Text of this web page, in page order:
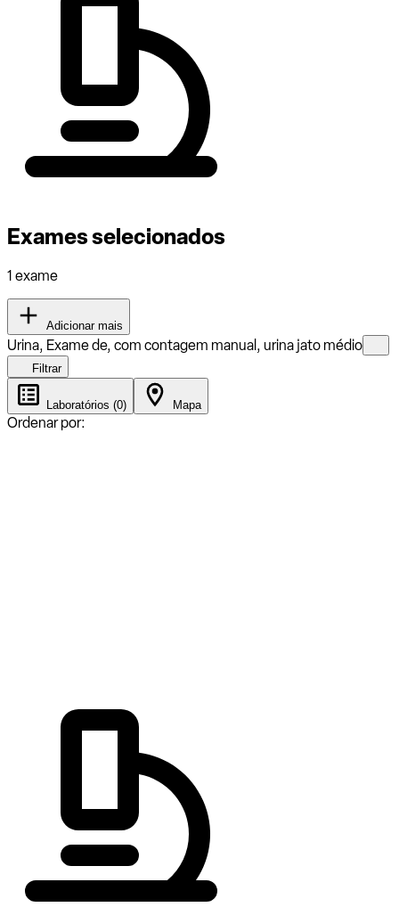
Exames selecionados
1 exame
Adicionar mais
Urina, Exame de, com contagem manual, urina jato médio
Filtrar
Laboratórios (0) Mapa
Ordenar por: